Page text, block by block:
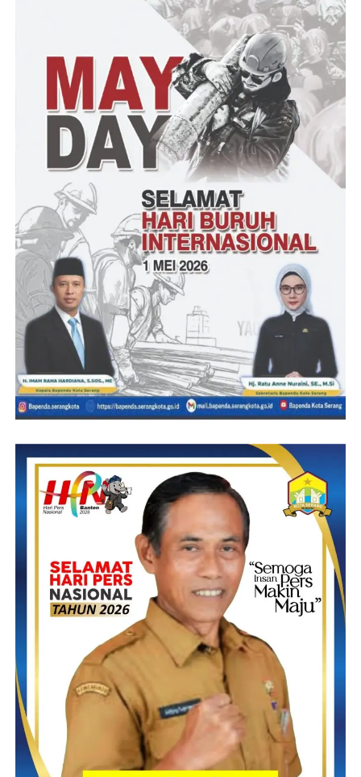
harkat dan martabat kepala desa memastikan dan mengawal
program daerah agar tetap sesuai intensifnya roda organisasi,
media perlu, media penting karena bisa membantu pemerintah
dalam memberikan informasi yang memadai untuk masyarakat
tentang program pemerintah, Kekuatan hubungan media dan
pemerintah akan mempengaruhi kualitas hidup warga dan tentu
akan berpengaruh pada kepercayaan warga pula,” paparnya.
Cecep Muhidin mengungkapkan bahwa APDESI memiliki
peran sebagai kemitraan dengan pemerintahan dalam rangka
mendukung segala bentuk program dan kebijakan untuk
kemajuan desa.
“Terutama di Kabupaten Pandeglang APDESI ingin
memberikan warna baru agar pemerintahan desa mampu
merepresentasikan diri atas kemajuan dan media massa sebagai
alat informasi,” ucapnya.
Ditempat yang sama Wakil Ketua Apdesi Kabupaten
Pandeglang, Ade Popyandi berharap kepengurusan DPC
APDESI Pandeglang di bawah pimpinan Cecep Muhidin
APDESI Pandeglang dengan para media terkait Pelaksanaan
program kerja Apdesi sebagai organisasi profesi berbentuk
kesatuan dengan ruang lingkup nasional, berdaulat dan mandiri,
atas dasar kesamaan kegiatan, profesi di bidang pemerintah desa,
serta pembangunan pedesaan.
“Harapan kami semua Apdesi sebagai organisasi profesi yang
menjadi wadah kepala desa memperjuangkan hak-hak desa
dalam penyelenggaraan urusan pemerintahan di bidang
pembangunan desa dan kawasan pedesaan, pemberdayaan
masyarakat, khususnya di Pandeglang pelaksanaan positif dan
kritik dapat ter ekspos media sebagai bentuk transparansi kepada
publik sehingga kepercayaan masyarakat terhadap pemerintah
dapat terwujud melalui peran dari informasi media,” ujarnya.
Sementara itu, Pimpinan Redaksi Media AMGT Group Kasman,
S.kom berterimakasih kepada Ketua Apdesi Kabupaten